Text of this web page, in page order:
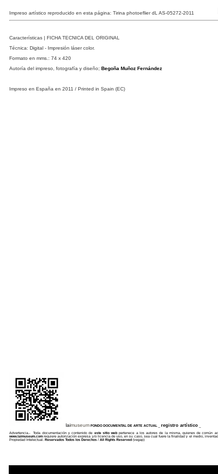
Impreso artístico reproducido en esta página: Tirina photoeflier dL AS-05272-2011
Características | FICHA TECNICA DEL ORIGINAL
Técnica: Digital - Impresión láser color.
Formato en mms.: 74 x 420
Autoría del impreso, fotografía y diseño; Begoña Muñoz Fernández
Impreso en España en 2011 / Printed in Spain (EC)
laimuseum FONDO DOCUMENTAL DE ARTE ACTUAL registro artístico
Advertencia.- Toda documentación y contenido de este sitio web pertenece a los autores de la misma, quienes de común
www.laimuseum.com requiere autorización expresa y/o licencia de uso, en su caso, sea cual fuere la finalidad y el medio,
Propiedad Intelectual.
Reservados Todos los Derechos / All Rights Reserved (vegap)